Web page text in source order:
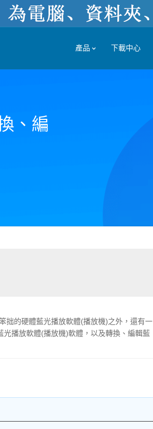
產品 下載中心
、編
拙的硬體藍光播放軟體(播放機)之外，還有一
播放軟體(播放機)軟體，以及轉換、編輯藍